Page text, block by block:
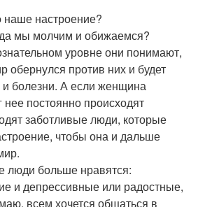
настроение?
мы молчим и обижаемся?
уровне они понимают,
обернулся против них и будет
болезни. А если женщина
нее постоянно происходят
заботливые люди, которые
чтобы она и дальше
люди больше нравятся:
и депрессивные или радостные,
всем хочется общаться в